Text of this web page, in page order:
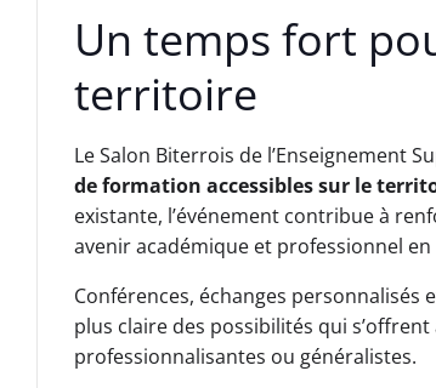
Un temps fort
territoire
Le Salon Biterrois de l’Enseignement
de formation accessibles sur le
existante, l’événement contribue à
avenir académique et professionnel
Conférences, échanges
plus claire des possibilités qui
professionnalisantes ou généralistes.